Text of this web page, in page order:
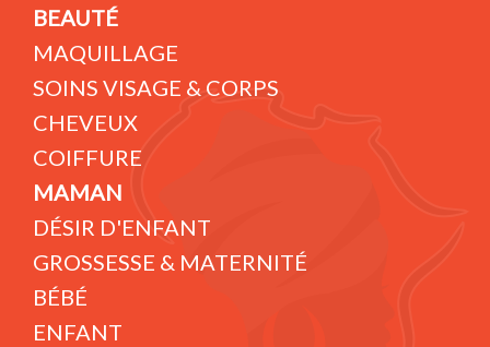
BEAUTÉ
MAQUILLAGE
SOINS VISAGE & CORPS
CHEVEUX
COIFFURE
MAMAN
DÉSIR D'ENFANT
GROSSESSE & MATERNITÉ
BÉBÉ
ENFANT